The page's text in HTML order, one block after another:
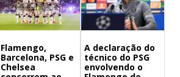
Flamengo,
Barcelona, PSG e
Chelsea
A declaração do
técnico do PSG
envolvendo o